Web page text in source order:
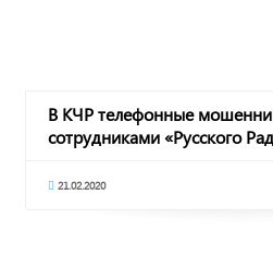
В КЧР телефонные
сотрудниками «Русского
21.02.2020